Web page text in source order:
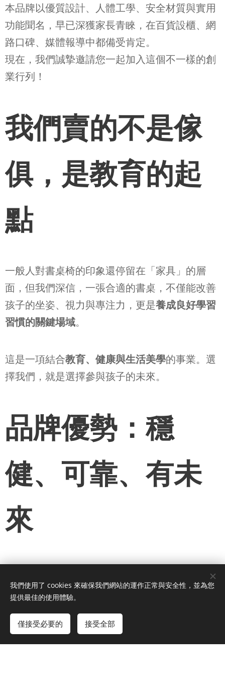
本品牌以優質設計、人體工學、安全材質與實用
功能聞名，早已深獲家長青睞，在百貨設櫃、網
路口碑、媒體報導中都備受肯定。
現在，我們誠摯邀請您一起加入這個不一樣的創
業行列！
我們賣的不是傢
俱，是教育的起
點
一般人對書桌椅的印象還停留在「家具」的層
面，但我們深信，一張合適的書桌，不僅能改善
孩子的坐姿、視力與專注力，更是養成良好學習
習慣的關鍵場域。
這是一項結合教育、健康與生活美學的事業。選
擇我們，就是選擇參與孩子的未來。
品牌優勢：穩
健、可靠、有未
來
我們在全台多家知名百貨設有專櫃，品牌能見度
高，家長信賴度高，成交機會也高！
✅超過千戶好評推薦，口碑行銷自然發酵
實體通路推廣，累積大量滿意顧客回饋，品牌美
我們使用了 cookies 來確保我們網站的運作正常與安全性，並為您
提供最佳的使用體驗。
僅接受必要的 接受全部